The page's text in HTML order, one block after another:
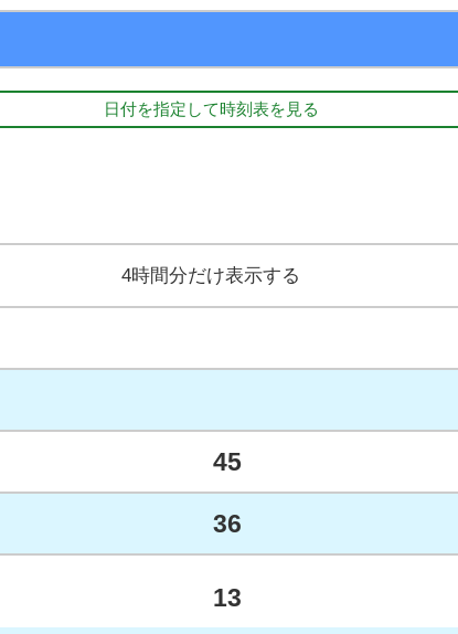
日付を指定して時刻表を見る
4時間分だけ表示する
45
36
13